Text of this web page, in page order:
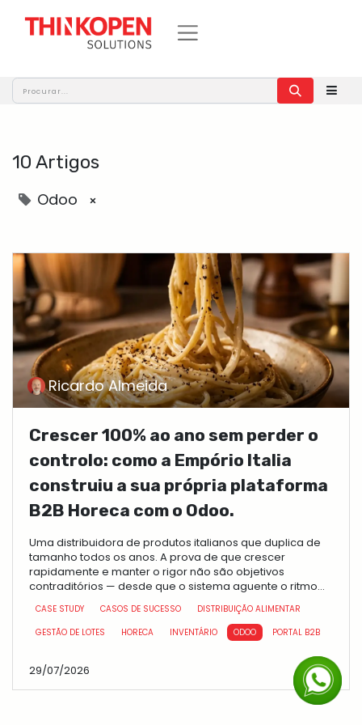
10 Artigos
Odoo ×
Ricardo Almeida
Crescer 100% ao ano sem perder o
controlo: como a Empório Italia
construiu a sua própria plataforma
B2B Horeca com o Odoo.
Uma distribuidora de produtos italianos que duplica de
tamanho todos os anos. A prova de que crescer
rapidamente e manter o rigor não são objetivos
contraditórios — desde que o sistema aguente o ritmo...
CASE STUDY CASOS DE SUCESSO
DISTRIBUIÇÃO ALIMENTAR
GESTÃO DE LOTES
HORECA INVENTÁRIO ODOO PORTAL B2B
29/07/2026